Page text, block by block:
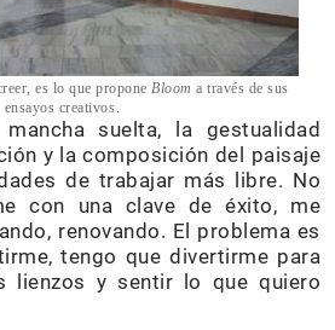
es lo que propone Bloom a través de sus
ensayos creativos.
suelta, la gestualidad
y la composición del paisaje
de trabajar más libre. No
con una clave de éxito, me
renovando. El problema es
tengo que divertirme para
lienzos y sentir lo que quiero